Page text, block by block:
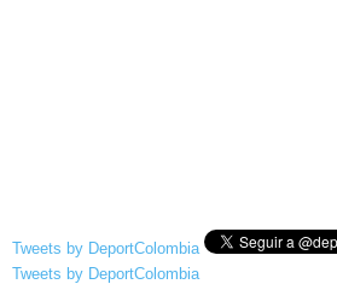
Tweets by DeportColombia
Tweets by DeportColombia